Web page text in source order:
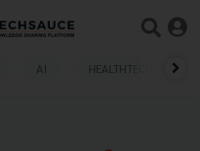
AI HEALTHTECH